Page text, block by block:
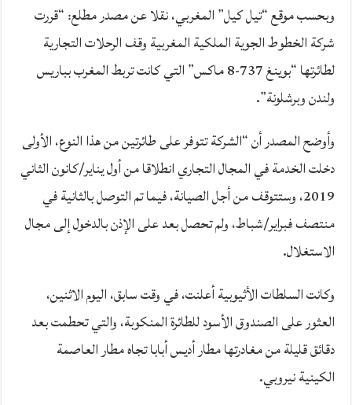
وبحسب موقع “تيل كيل” المغربي، نقلا عن مصدر مطلع: “قررت
شركة الخطوط الجوية الملكية المغربية وقف الرحلات التجارية
لطائرتها “بوينغ 737-8 ماكس” التي كانت تربط المغرب بباريس
ولندن وبرشلونة”.
وأوضح المصدر أن “الشركة تتوفر على طائرتين من هذا النوع، الأولى
دخلت الخدمة في المجال التجاري انطلاقا من أول يناير/كانون الثاني
2019، وستتوقف من أجل الصيانة، فيما تم التوصل بالثانية في
منتصف فبراير/شباط، ولم تحصل بعد على الإذن بالدخول إلى مجال
الاستغلال.
وكانت السلطات الأثيوبية أعلنت، في وقت سابق، اليوم الاثنين،
العثور على الصندوق الأسود للطائرة المنكوبة، والتي تحطمت بعد
دقائق قليلة من مغادرتها مطار أديس أبابا تجاه مطار العاصمة
الكينية نيروبي.